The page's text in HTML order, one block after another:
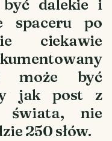
być dalekie i
spaceru po
ciekawie
może być
jak post z
świata, nie
250 słów.